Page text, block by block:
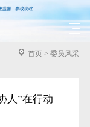
首页 >委员风采
人”在行动